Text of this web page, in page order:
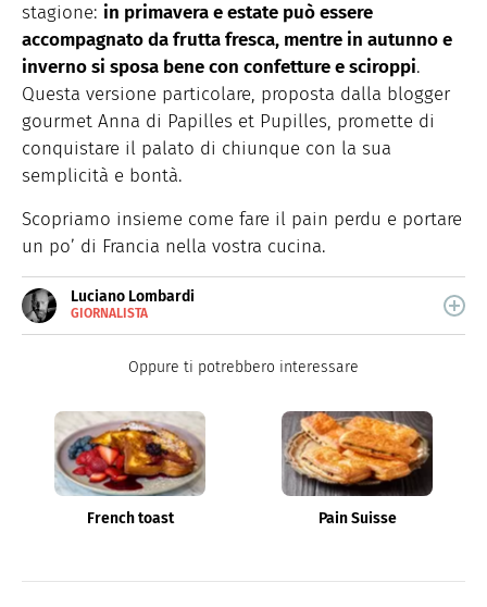
stagione: in primavera e estate può essere
accompagnato da frutta fresca, mentre in autunno e
inverno si sposa bene con confetture e sciroppi.
Questa versione particolare, proposta dalla blogger
gourmet Anna di Papilles et Pupilles, promette di
conquistare il palato di chiunque con la sua
semplicità e bontà.
Scopriamo insieme come fare il pain perdu e portare
un po’ di Francia nella vostra cucina.
Luciano Lombardi
GIORNALISTA
Giornalista professionista, oggi si occupa
Oppure ti potrebbero interessare
French toast Pain Suisse